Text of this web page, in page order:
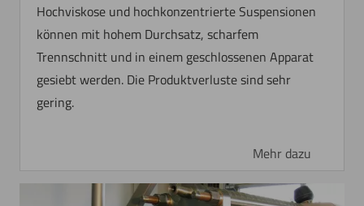
Hochviskose und hochkonzentrierte Suspensionen
können mit hohem Durchsatz, scharfem
Trennschnitt und in einem geschlossenen Apparat
gesiebt werden. Die Produktverluste sind sehr
gering.
Mehr dazu